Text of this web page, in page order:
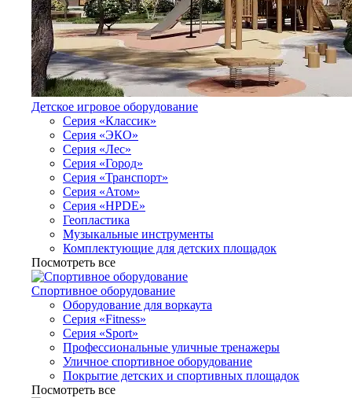
Детское игровое оборудование
Серия «Классик»
Серия «ЭКО»
Серия «Лес»
Серия «Город»
Серия «Транспорт»
Серия «Атом»
Серия «HPDE»
Геопластика
Музыкальные инструменты
Комплектующие для детских площадок
Посмотреть все
Спортивное оборудование
Оборудование для воркаута
Серия «Fitness»
Серия «Sport»
Профессиональные уличные тренажеры
Уличное спортивное оборудование
Покрытие детских и спортивных площадок
Посмотреть все